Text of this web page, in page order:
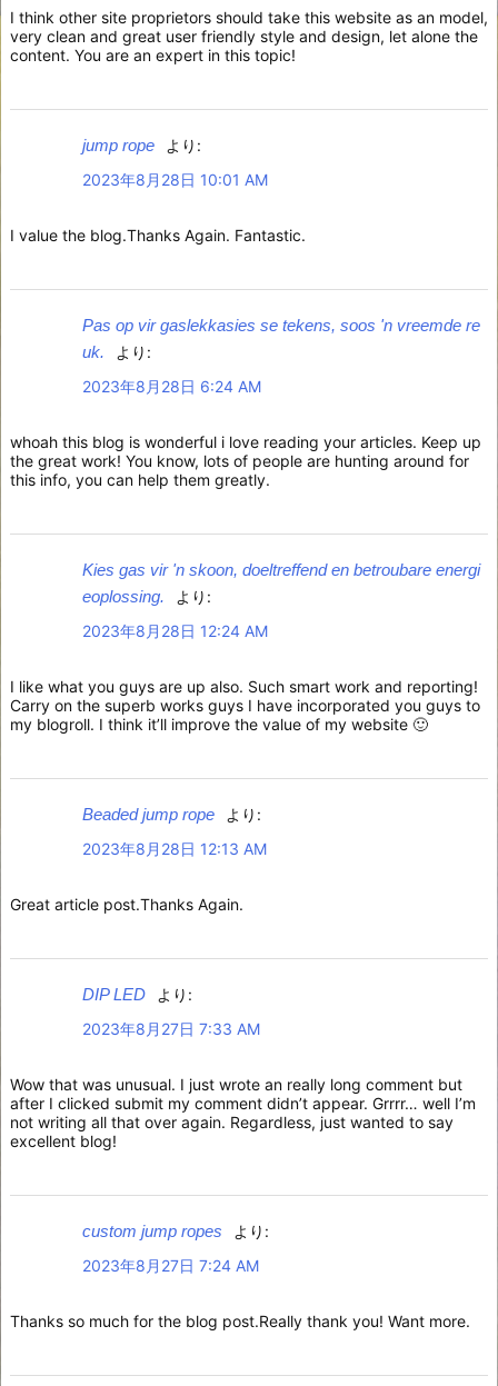
I think other site proprietors should take this website as an model,
very clean and great user friendly style and design, let alone the
content. You are an expert in this topic!
jump rope
より:
2023年8月28日 10:01 AM
I value the blog.Thanks Again. Fantastic.
Pas op vir gaslekkasies se tekens, soos 'n vreemde re
uk.
より:
2023年8月28日 6:24 AM
whoah this blog is wonderful i love reading your articles. Keep up
the great work! You know, lots of people are hunting around for
this info, you can help them greatly.
Kies gas vir 'n skoon, doeltreffend en betroubare energi
eoplossing.
より:
2023年8月28日 12:24 AM
I like what you guys are up also. Such smart work and reporting!
Carry on the superb works guys I have incorporated you guys to
my blogroll. I think it’ll improve the value of my website 🙂
Beaded jump rope
より:
2023年8月28日 12:13 AM
Great article post.Thanks Again.
DIP LED
より:
2023年8月27日 7:33 AM
Wow that was unusual. I just wrote an really long comment but
after I clicked submit my comment didn’t appear. Grrrr… well I’m
not writing all that over again. Regardless, just wanted to say
excellent blog!
custom jump ropes
より:
2023年8月27日 7:24 AM
Thanks so much for the blog post.Really thank you! Want more.